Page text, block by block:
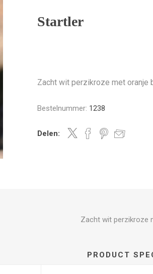
Startler
Zacht wit perzikroze met oranje
Bestelnummer: 1238
Delen:
Zacht wit perzikroze
PRODUCT